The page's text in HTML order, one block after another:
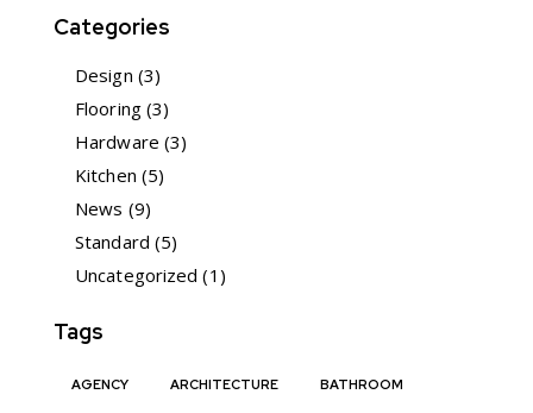
Categories
Design (3)
Flooring(3)
Hardware (3)
Kitchen (5)
News (9)
Standard (5)
Uncategorized (1)
Tags
AGENCY ARCHITECTURE BATHROOM